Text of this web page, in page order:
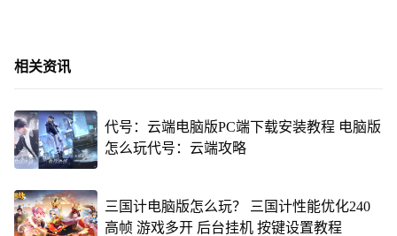
相关资讯
代号：云端电脑版PC端下载安装教程 电脑版
怎么玩代号：云端攻略
三国计电脑版怎么玩？ 三国计性能优化240
高帧 游戏多开 后台挂机 按键设置教程